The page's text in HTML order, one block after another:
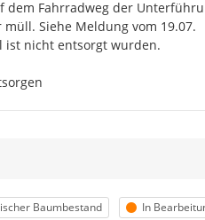
dem Fahrradweg der
müll. Siehe Meldung vom 19.07.
ist nicht entsorgt wurden.
Baumbestand Status
In